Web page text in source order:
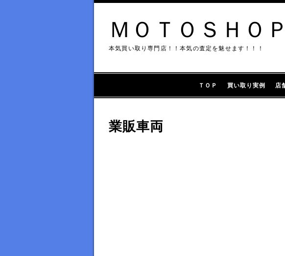
ＭＯＴＯＳＨＯ
本気買い取り専門店！！本気の査定を魅せます！！！
ＴＯＰ 買い取り実例 店
業販車両